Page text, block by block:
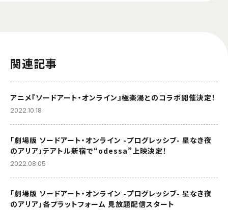
関連記事
アニメ『ソードアート・オンライン』極楽湯とのコラボ開催決定！
2022.10.18
「劇場版 ソードアート・オンライン -プログレッシブ- 星なき夜
のアリア」テアトル新宿で“odessa”上映決定！
2022.08.05
「劇場版 ソードアート・オンライン -プログレッシブ- 星なき夜
のアリア」各プラットフォーム 見放題配信スタート